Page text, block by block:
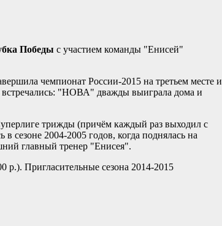
Победы с участием команды "Енисей"
чемпионат России-2015 на третьем месте и
"НОВА" дважды выиграла дома и
трижды (причём каждый раз выходил с
в сезоне 2004-2005 годов, когда поднялась на
главный тренер "Енисея".
Пригласительные сезона 2014-2015